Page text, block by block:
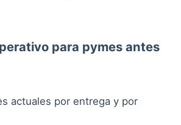
para pymes antes
actuales por entrega y por